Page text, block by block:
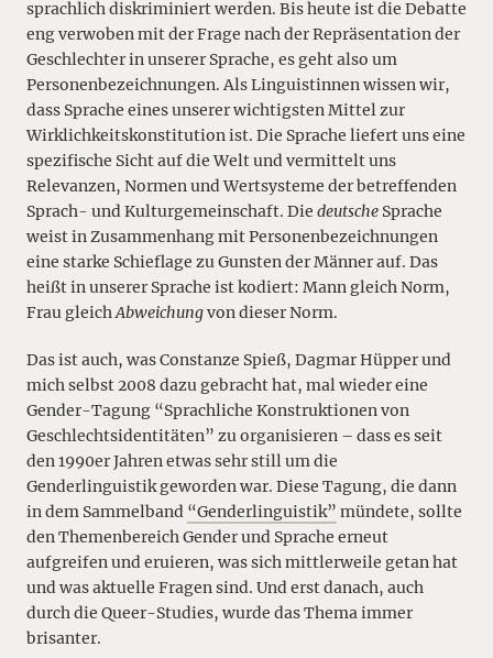
sprachlich diskriminiert werden. Bis heute ist die Debatte
eng verwoben mit der Frage nach der Repräsentation der
Geschlechter in unserer Sprache, es geht also um
Personenbezeichnungen. Als Linguistinnen wissen wir,
dass Sprache eines unserer wichtigsten Mittel zur
Wirklichkeitskonstitution ist. Die Sprache liefert uns eine
spezifische Sicht auf die Welt und vermittelt uns
Relevanzen, Normen und Wertsysteme der betreffenden
Sprach- und Kulturgemeinschaft. Die deutsche Sprache
weist in Zusammenhang mit Personenbezeichnungen
eine starke Schieflage zu Gunsten der Männer auf. Das
heißt in unserer Sprache ist kodiert: Mann gleich Norm,
Frau gleichAbweichungvon dieser Norm.
Das ist auch, was Constanze Spieß, Dagmar Hüpper und
mich selbst 2008 dazu gebracht hat, mal wieder eine
Gender-Tagung “Sprachliche Konstruktionen von
Geschlechtsidentitäten” zu organisieren – dass es seit
den 1990er Jahren etwas sehr still um die
Genderlinguistik geworden war. Diese Tagung, die dann
in dem Sammelband “Genderlinguistik” mündete, sollte
den Themenbereich Gender und Sprache erneut
aufgreifen und eruieren, was sich mittlerweile getan hat
und was aktuelle Fragen sind. Und erst danach, auch
durch die Queer-Studies, wurde das Thema immer
brisanter.